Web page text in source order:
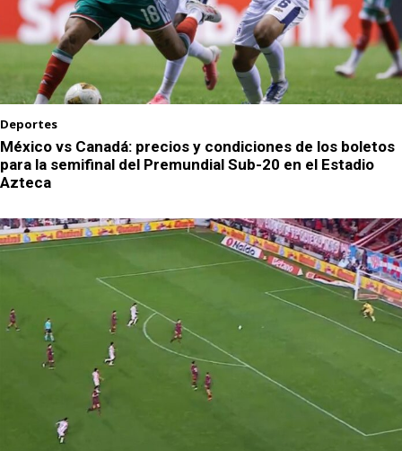
Deportes
México vs Canadá: precios y condiciones de los boletos
para la semifinal del Premundial Sub-20 en el Estadio
Azteca